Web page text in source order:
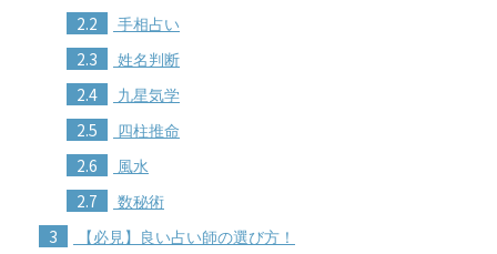
2.2 手相占い
2.3 姓名判断
2.4 九星気学
2.5 四柱推命
2.6 風水
2.7 数秘術
3 【必見】良い占い師の選び方！